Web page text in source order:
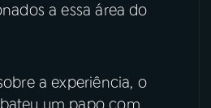
X
a essa área do
a experiência, o